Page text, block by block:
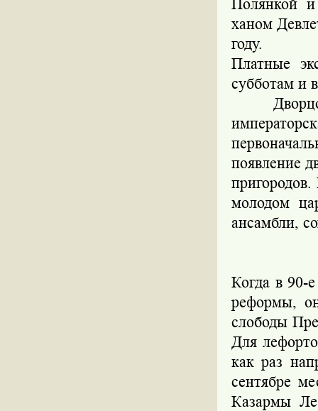
Полянкой
ханом
году.
Платные
субботам и
появление
пригородов.
молодом
ансамбли,
Когда в 90-
реформы,
слободы
Для
как раз
сентябре
Казармы